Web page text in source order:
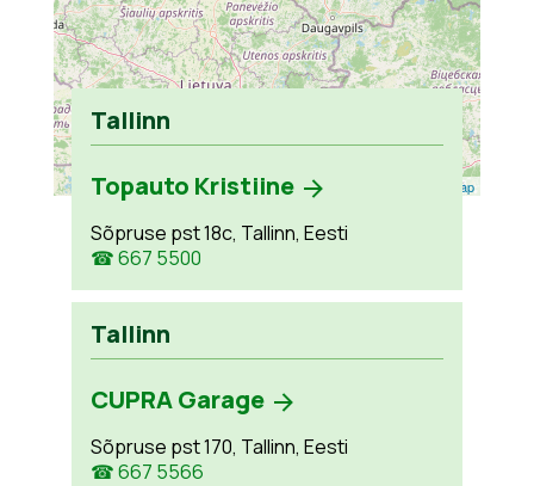
Leaflet OpenStreetMap
Tallinn
Topauto Kristiine
Sõpruse pst 18c, Tallinn, Eesti
☎ 667 5500
Tallinn
CUPRA Garage
Sõpruse pst 170, Tallinn, Eesti
☎ 667 5566